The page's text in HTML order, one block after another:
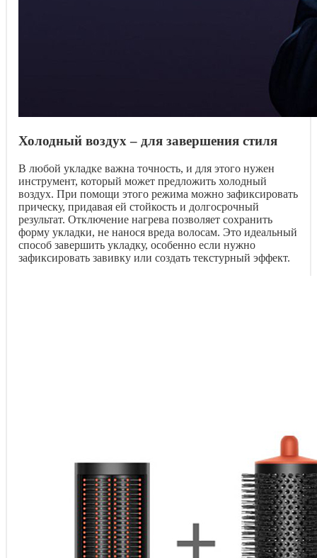
Холодный воздух – для завершения стиля
В любой укладке важна точность, и для этого нужен
инструмент, который может предложить холодный
воздух. При помощи этого режима можно зафиксировать
прическу, придавая ей стойкость и долгосрочный
результат. Отключение нагрева позволяет сохранить
форму укладки, не нанося вреда волосам. Это идеальный
способ завершить укладку, особенно если нужно
зафиксировать завивку или создать текстурный эффект.